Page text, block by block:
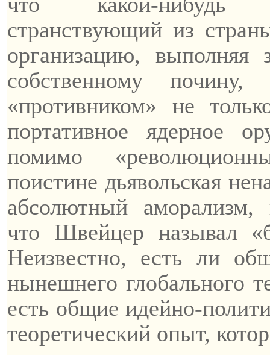
странствующий из
организацию,
собственному
«противником» не
портативное ядерное
помимо
поистине дьявольская
абсолютный
что Швейцер называл
Неизвестно, есть ли
нынешнего глобального
есть общие идейно-
теоретический опыт,